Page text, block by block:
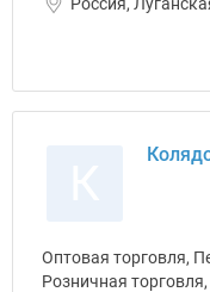
Оптовая торговля,
Розничная торговля,